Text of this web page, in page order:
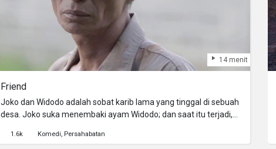
14 menit
Friend
Joko dan Widodo adalah sobat karib lama yang tinggal di sebuah
desa. Joko suka menembaki ayam Widodo; dan saat itu terjadi,
Persahabatan yang aneh itu berubah saat Widodo harus pindah
1.6k Komedi Persahabatan